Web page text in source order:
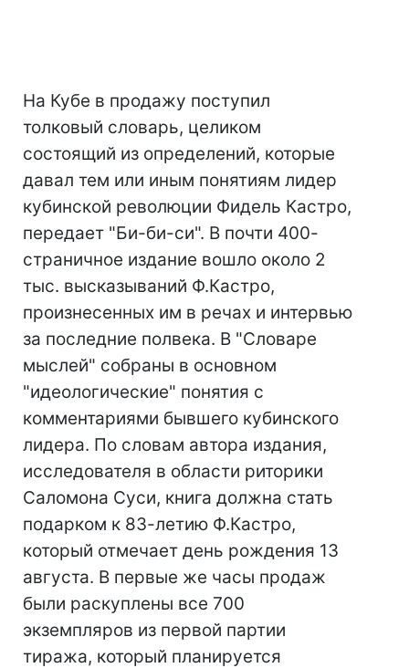
На Кубе в продажу поступил
толковый словарь, целиком
состоящий из определений, которые
давал тем или иным понятиям лидер
кубинской революции Фидель Кастро,
передает "Би-би-си". В почти 400-
страничное издание вошло около 2
тыс. высказываний Ф.Кастро,
произнесенных им в речах и интервью
за последние полвека. В "Словаре
мыслей" собраны в основном
"идеологические" понятия с
комментариями бывшего кубинского
лидера. По словам автора издания,
исследователя в области риторики
Саломона Суси, книга должна стать
подарком к 83-летию Ф.Кастро,
который отмечает день рождения 13
августа. В первые же часы продаж
были раскуплены все 700
экземпляров из первой партии
тиража, который планируется